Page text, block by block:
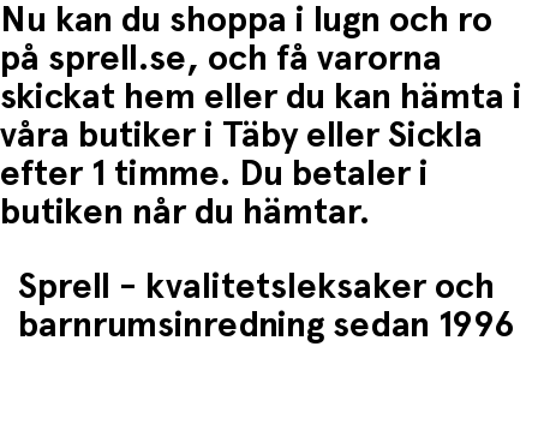
Nu kan du shoppa i lugn och ro
på sprell.se, och få varorna
skickat hem eller du kan hämta i
våra butiker i Täby eller Sickla
efter 1 timme. Du betaler i
butiken når du hämtar.
Sprell - kvalitetsleksaker och
barnrumsinredning sedan 1996